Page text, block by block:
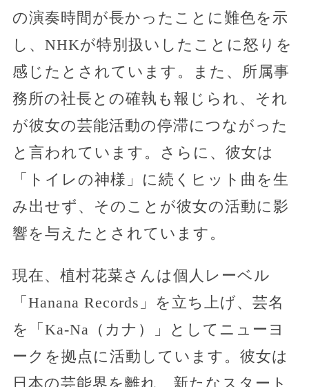
の演奏時間が長かったことに難色を示
し、NHKが特別扱いしたことに怒りを
感じたとされています。また、所属事
務所の社長との確執も報じられ、それ
が彼女の芸能活動の停滞につながった
と言われています。さらに、彼女は
「トイレの神様」に続くヒット曲を生
み出せず、そのことが彼女の活動に影
響を与えたとされています。
現在、植村花菜さんは個人レーベル
「Hanana Records」を立ち上げ、芸名
を「Ka-Na（カナ）」としてニューヨ
ークを拠点に活動しています。彼女は
日本の芸能界を離れ、新たなスタート